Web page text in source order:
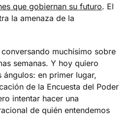
que gobiernan su futuro. El
la amenaza de la
muchísimo sobre
semanas. Y hoy quiero
en primer lugar,
de la Encuesta del Poder
intentar hacer una
de quién entendemos